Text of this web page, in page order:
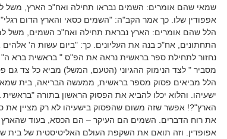
שמאי שהם אומרים: השמים נבראו תחילה ואח"כ הארץ, משל
אפפודין שלו. כך אמר הקב"ה: "השמים כסאי והארץ הדום
הלל שהם אומרים: הארץ נבראת תחילה ואח"כ השמים, משל
התחתונים, אח"כ בנה את העליונים. כך: "ביום עשות ה'
נחזור לתחילת ספר בראשית נראה את הפ"ס " בראשית ברא
מסביר " לצד הנימוק ההגיוני (הטעם, המשל) מביא כל צד גם
הלל מביאים פסוק מספר בראשית, ממעשה הבריאה, בית
ישעיהו. והלוא יכלו להביא את הפסוק הראשון בתורה
הארץ"?! אפשר שזה משום שהפסוק בישעיהו לא רק מציין
את רוח הדברים. השמים הם העיקר – הם הכסא, בעוד שהארץ
אפופדין. וזה תואם את השקפת העולם האליטיסטית של בית